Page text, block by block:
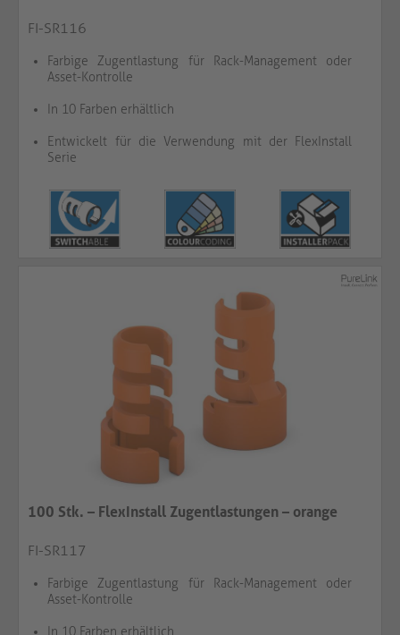
FI-SR116
Farbige Zugentlastung für Rack-Management oder
Asset-Kontrolle
In 10 Farben erhältlich
Entwickelt für die Verwendung mit der FlexInstall
Serie
100 Stk. – FlexInstall Zugentlastungen – orange
FI-SR117
Farbige Zugentlastung für Rack-Management oder
Asset-Kontrolle
In 10 Farben erhältlich